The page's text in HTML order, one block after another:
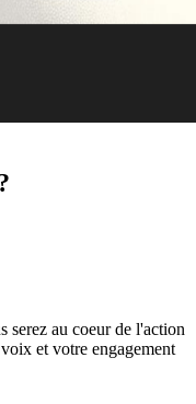
serez au coeur de l'action
et votre engagement